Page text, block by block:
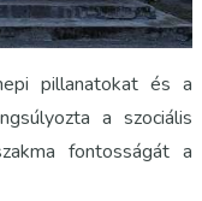
pillanatokat és a
a szociális
fontosságát a